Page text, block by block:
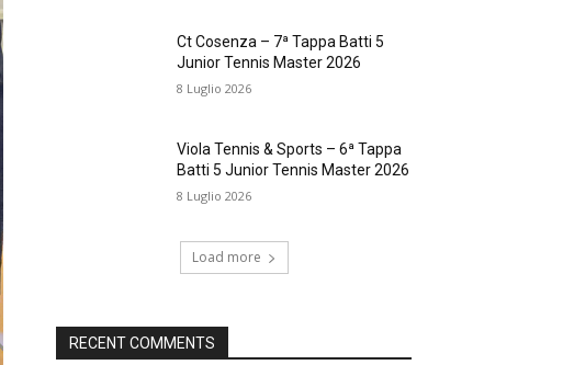
Ct Cosenza – 7ª Tappa Batti 5
Junior Tennis Master 2026
8 Luglio 2026
Viola Tennis & Sports – 6ª Tappa
Batti 5 Junior Tennis Master 2026
8 Luglio 2026
Load more
RECENT COMMENTS